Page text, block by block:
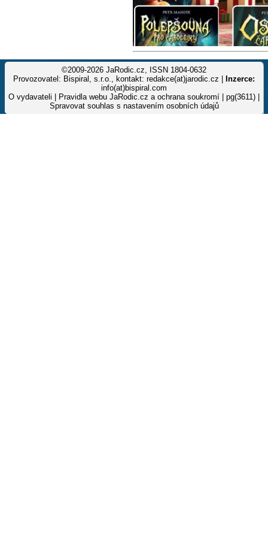
©2009-2026 JaRodic.cz, ISSN 1804-0632
Provozovatel: Bispiral, s.r.o., kontakt: redakce(at)jarodic.cz |
Inzerce:
info(at)bispiral.com
O vydavateli
Pravidla webu JaRodic.cz a ochrana soukromí | pg(3611) |
Spravovat souhlas s nastavením osobních údajů